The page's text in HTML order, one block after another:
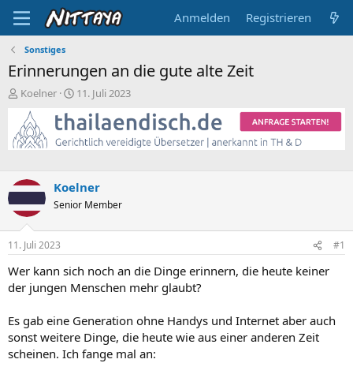
Anmelden Registrieren
Sonstiges
Erinnerungen an die gute alte Zeit
E
s
t
e
l
e
r
Koelner
E
s
t
e
t
a
11. Juli 2023
Koelner
Senior Member
11. Juli 2023 #1
Wer kann sich noch an die Dinge erinnern, die heute keiner
der jungen Menschen mehr glaubt?
Es gab eine Generation ohne Handys und Internet aber auch
sonst weitere Dinge, die heute wie aus einer anderen Zeit
scheinen. Ich fange mal an: